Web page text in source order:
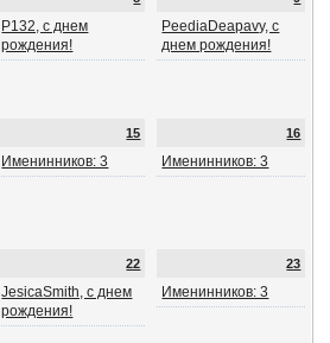
P132, с днем
рождения!
PeediaDeapavy, с
днем рождения!
15
Именинников: 3
16
Именинников: 3
22
JesicaSmith, с днем
рождения!
23
Именинников: 3